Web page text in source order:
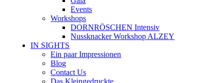
Events
Workshops
DORNRÖSCHEN Intensiv
Nussknacker Workshop ALZEY
IN SIGHTS
Ein paar Impressionen
Blog
Contact Us
Das Kleingedruckte